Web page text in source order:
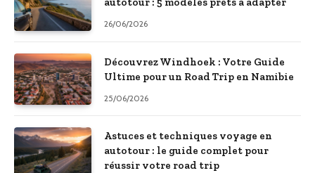
26/06/2026
Découvrez Windhoek : Votre Guide
Ultime pour un Road Trip en Namibie
25/06/2026
Astuces et techniques voyage en
autotour : le guide complet pour
réussir votre road trip